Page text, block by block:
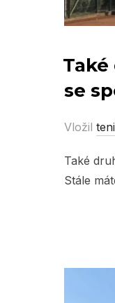
Také
se
Vložil
Také
Stále